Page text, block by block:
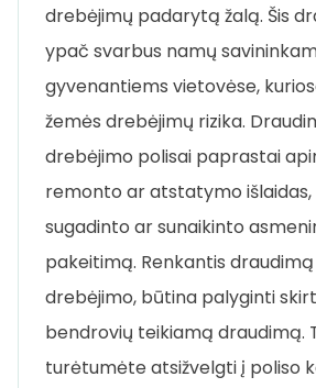
drebėjimų padarytą žalą. Šis
ypač svarbus namų
gyvenantiems vietovėse,
žemės drebėjimų rizika.
drebėjimo polisai paprastai
remonto ar atstatymo
sugadinto ar sunaikinto
pakeitimą. Renkantis
drebėjimo, būtina palyginti
bendrovių teikiamą draudimą.
turėtumėte atsižvelgti į poliso